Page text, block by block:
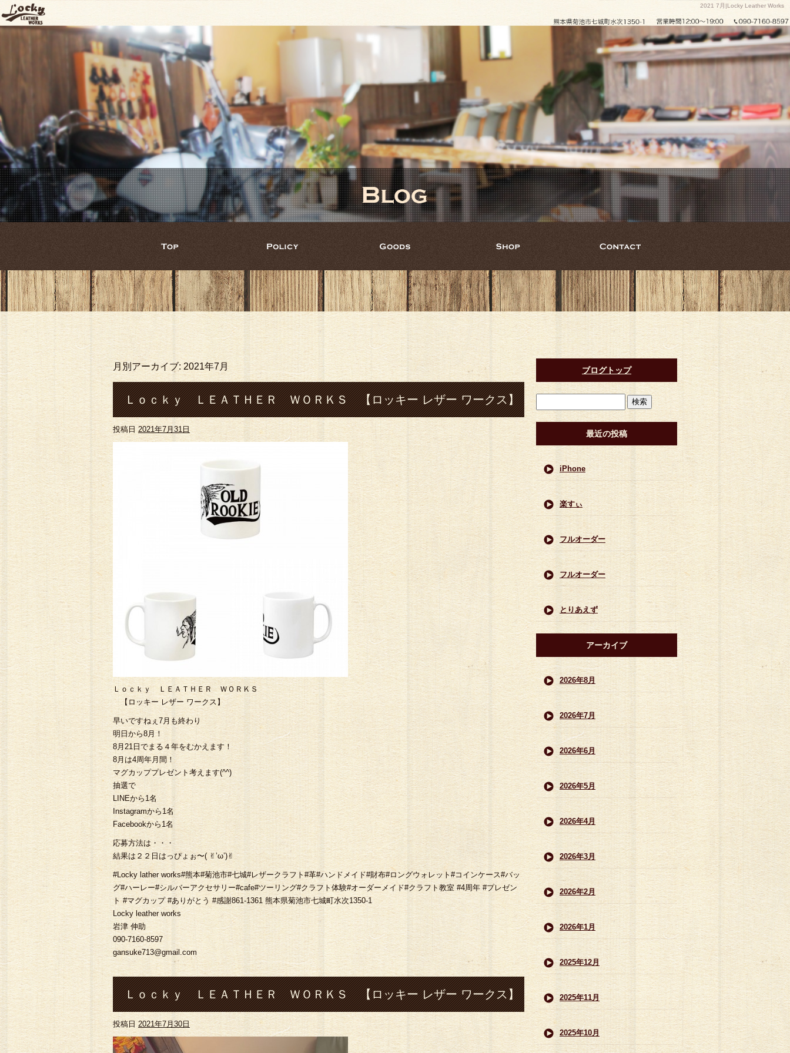
2021 7月|Locky Leather Works
月別アーカイブ:2021年7月
Ｌｏｃｋｙ ＬＥＡＴＨＥＲ ＷＯＲＫＳ 【ロッキー レザー ワークス】
4周年
投稿日 2021年7月31日
Ｌｏｃｋｙ ＬＥＡＴＨＥＲ ＷＯＲＫＳ
【ロッキー レザー ワークス】
早いですねぇ7月も終わり
明日から8月！
8月21日でまる４年をむかえます！
8月は4周年月間！
マグカッププレゼント考えます(^^)
抽選で
LINEから1名
Instagramから1名
Facebookから1名
応募方法は・・・
結果は２２日はっぴょぉ〜( ✌︎’ω’)✌︎
#Locky lather works#熊本#菊池市#七城#レザークラフト#革#ハンドメイド#財布#ロングウォレット#コインケース#バッ
グ#ハーレー#シルバーアクセサリー#cafe#ツーリング#クラフト体験#オーダーメイド#クラフト教室 #4周年 #プレゼン
ト #マグカップ #ありがとう #感謝861-1361 熊本県菊池市七城町水次1350-1
Locky leather works
岩津 伸助
090-7160-8597
gansuke713@gmail.com
Ｌｏｃｋｙ ＬＥＡＴＨＥＲ ＷＯＲＫＳ 【ロッキー レザー ワークス】
オーダー製作
投稿日 2021年7月30日
ブログトップ
最近の投稿
iPhone
楽すぃ
フルオーダー
フルオーダー
とりあえず
アーカイブ
2026年8月
2026年7月
2026年6月
2026年5月
2026年4月
2026年3月
2026年2月
2026年1月
2025年12月
2025年11月
2025年10月